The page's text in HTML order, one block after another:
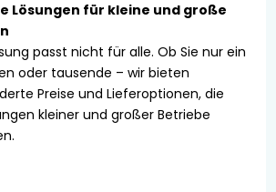
Lösungen für kleine und große
passt nicht für alle. Ob Sie nur ein
oder tausende – wir bieten
Preise und Lieferoptionen, die
kleiner und großer Betriebe